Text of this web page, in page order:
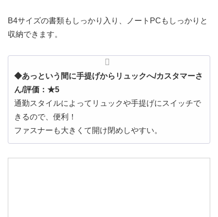
B4サイズの書類もしっかり入り、ノートPCもしっかりと
収納できます。
◆あっという間に手提げからリュックへ/カスタマーさ
ん/評価：★5
通勤スタイルによってリュックや手提げにスイッチで
きるので、便利！
ファスナーも大きくて開け閉めしやすい。